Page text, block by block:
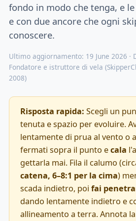
fondo in modo che tenga, e
e con due ancore che ogni
conoscere.
Ultimo aggiornamento: 19 June 2026 ·
Fondatore e istruttore di vela
2008)
Risposta rapida: Scegli un
tenuta e spazio per evoluire.
lentamente di prua al vento o
fermati sopra il punto ecala
gettarla mai. Fila il calumo
catena, 6–8:1 per la cima)
scada indietro, poi fai
dando lentamente indietro e
allineamento a terra. Annota